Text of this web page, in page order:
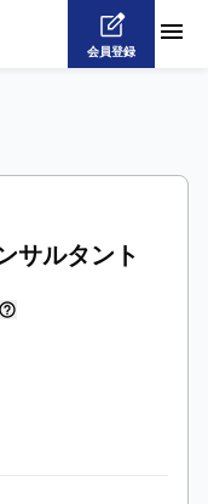
会員登録
サルタント